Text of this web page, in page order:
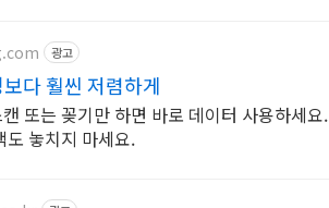
광고
다 훨씬 저렴하게
또는 꽂기만 하면 바로 데이터 사용하세
도 놓치지 마세요.